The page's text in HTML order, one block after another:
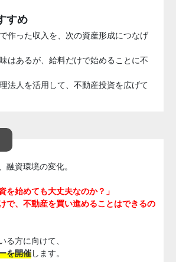
すめ
作った収入を、次の資産形成につなげ
はあるが、給料だけで始めることに不
法人を活用して、不動産投資を広げて
融資環境の変化。
を始めても大丈夫なのか？」
で、不動産を買い進めることはできるの
る方に向けて、
を開催します。